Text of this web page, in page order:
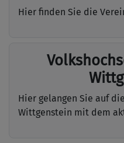
Hier finden Sie die
Hier gelangen Sie auf
Wittgenstein mit dem